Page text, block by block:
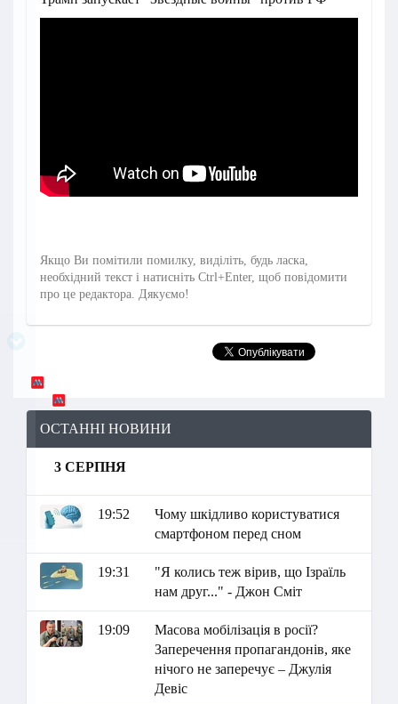
Якщо Ви помітили помилку, виділіть, будь ласка,
необхідний текст і натисніть Ctrl+Enter, щоб повідомити
про це редактора. Дякуємо!
ОСТАННІ НОВИНИ
3 СЕРПНЯ
19:52
Чому шкідливо користуватися
смартфоном перед сном
19:31
"Я колись теж вірив, що Ізраїль
нам друг..." - Джон Сміт
19:09
Масова мобілізація в росії?
Заперечення пропагандонів, яке
нічого не заперечує – Джулія
Девіс